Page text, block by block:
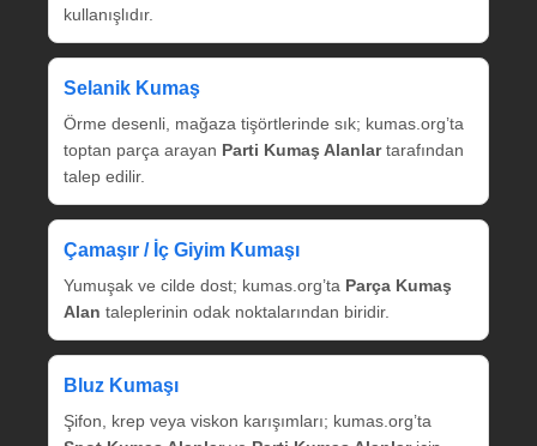
kullanışlıdır.
Selanik Kumaş
Örme desenli, mağaza tişörtlerinde sık; kumas.org’ta
toptan parça arayan Parti Kumaş Alanlartarafından
talep edilir.
Çamaşır / İç Giyim Kumaşı
Yumuşak ve cilde dost; kumas.org’ta Parça Kumaş
Alan taleplerinin odak noktalarından biridir.
Bluz Kumaşı
Şifon, krep veya viskon karışımları; kumas.org’ta